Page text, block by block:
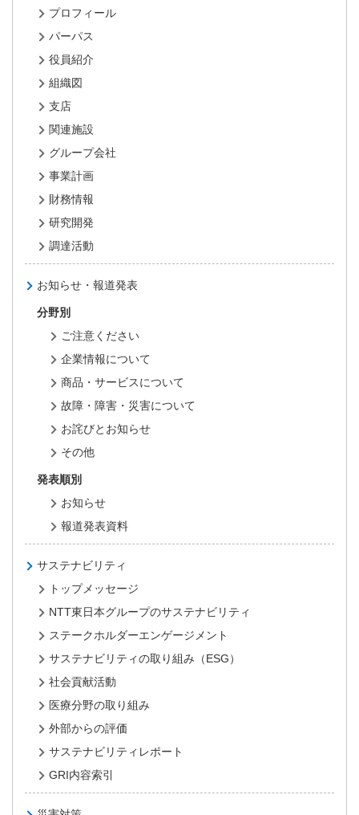
プロフィール
パーパス
役員紹介
組織図
支店
関連施設
グループ会社
事業計画
財務情報
研究開発
調達活動
お知らせ・報道発表
分野別
ご注意ください
企業情報について
商品・サービスについて
故障・障害・災害について
お詫びとお知らせ
その他
発表順別
お知らせ
報道発表資料
サステナビリティ
トップメッセージ
NTT東日本グループのサステナビリティ
ステークホルダーエンゲージメント
サステナビリティの取り組み（ESG）
社会貢献活動
医療分野の取り組み
外部からの評価
サステナビリティレポート
GRI内容索引